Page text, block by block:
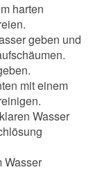
harten
geben und
mit einem
Wasser
Wasser